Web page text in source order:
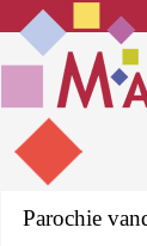
Parochie